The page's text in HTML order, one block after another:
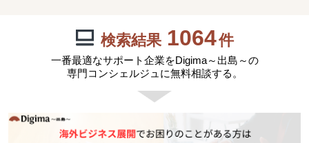
検索結果 1064件
一番最適なサポート企業をDigima～出島～の
専門コンシェルジュに無料相談する。